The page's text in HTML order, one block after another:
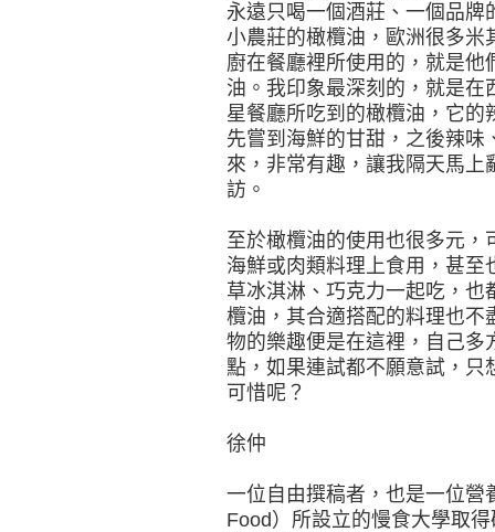
永遠只喝一個酒莊、一個品牌
小農莊的橄欖油，歐洲很多米
廚在餐廳裡所使用的，就是
油。我印象最深刻的，就是
星餐廳所吃到的橄欖油，它
先嘗到海鮮的甘甜，之後辣
來，非常有趣，讓我隔天馬
訪。
至於橄欖油的使用也很多元
海鮮或肉類料理上食用，甚
草冰淇淋、巧克力一起吃，
欖油，其合適搭配的料理也不
物的樂趣便是在這裡，自己多
點，如果連試都不願意試，
可惜呢？
徐仲
一位自由撰稿者，也是一位營
Food）所設立的慢食大學取